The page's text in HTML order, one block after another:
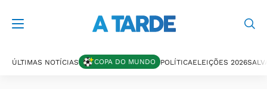
ÚLTIMAS NOTÍCIAS COPA DO MUNDO POLÍTICAELEIÇÕES 2026